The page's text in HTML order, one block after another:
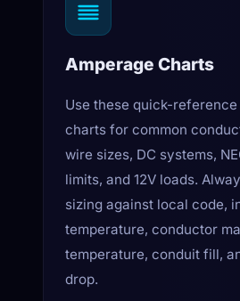
Amperage Charts
Use these quick-reference
charts for common
wire sizes, DC systems,
limits, and 12V loads.
sizing against local code,
temperature, conductor
temperature, conduit fill,
drop.